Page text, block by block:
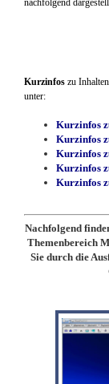
nachfolgend
Kurzinfos zu
unter:
Kurzinfos
Kurzinfos
Kurzinfos
Kurzinfos
Kurzinfos
Nachfolgend
Themenbereich
Sie durch die